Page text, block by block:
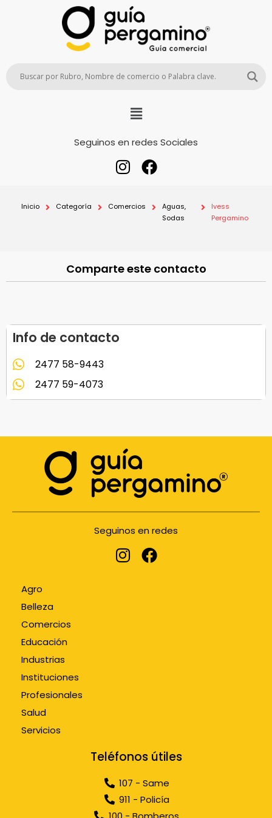
Seguinos en redes Sociales
Inicio Categoría Comercios
Aguas,
Sodas
Ivess
Pergamino
Comparte este contacto
Info de contacto
2477 58-9443
2477 59-4073
Seguinos en redes
Agro
Belleza
Comercios
Educación
Industrias
Instituciones
Profesionales
Salud
Servicios
Teléfonos útiles
107 - Same
911 - Policía